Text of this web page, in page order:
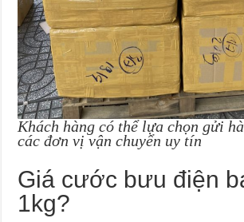
Khách hàng có thể lựa chọn gửi
các đơn vị vận chuyển uy tín
Giá cước bưu điện
1kg?